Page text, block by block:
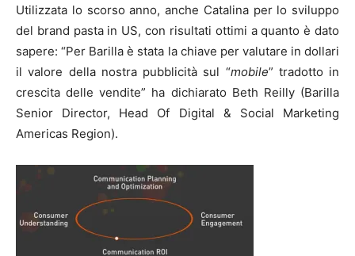
Utilizzata lo scorso anno, anche Catalina per lo sviluppo
del brand pasta in US, con risultati ottimi a quanto è dato
sapere: “Per Barilla è stata la chiave per valutare in dollari
il valore della nostra pubblicità sul “mobile” tradotto in
crescita delle vendite” ha dichiarato Beth Reilly (Barilla
Senior Director, Head Of Digital & Social Marketing
Americas Region).